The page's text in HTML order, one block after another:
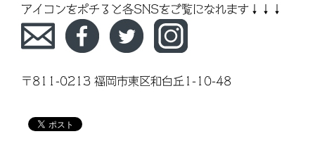
アイコンをポチると各SNSをご覧になれます↓↓↓
〒811-0213 福岡市東区和白丘1-10-48